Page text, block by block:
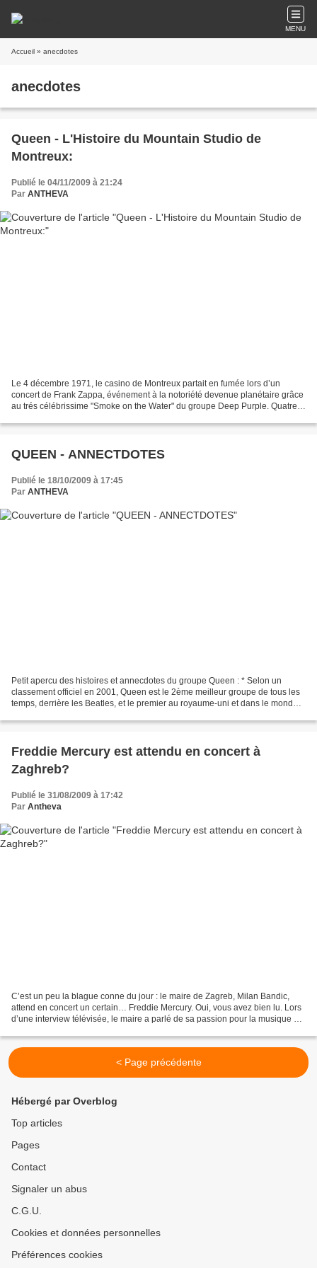
MENU
Accueil » anecdotes
anecdotes
Queen - L'Histoire du Mountain Studio de
Montreux:
Publié le 04/11/2009 à 21:24
Par ANTHEVA
Le 4 décembre 1971, le casino de Montreux partait en fumée lors d’un
concert de Frank Zappa, événement à la notoriété devenue planétaire grâce
au trés célébrissime "Smoke on the Water" du groupe Deep Purple. Quatre
QUEEN - ANNECTDOTES
Publié le 18/10/2009 à 17:45
Par ANTHEVA
Petit apercu des histoires et annecdotes du groupe Queen : * Selon un
classement officiel en 2001, Queen est le 2ème meilleur groupe de tous les
temps, derrière les Beatles, et le premier au royaume-uni et dans le monde
Freddie Mercury est attendu en concert à
Zaghreb?
Publié le 31/08/2009 à 17:42
Par Antheva
C’est un peu la blague conne du jour : le maire de Zagreb, Milan Bandic,
attend en concert un certain… Freddie Mercury. Oui, vous avez bien lu. Lors
d’une interview télévisée, le maire a parlé de sa passion pour la musique et
< Page précédente
Hébergé par Overblog
Top articles
Pages
Contact
Signaler un abus
C.G.U.
Cookies et données personnelles
Préférences cookies